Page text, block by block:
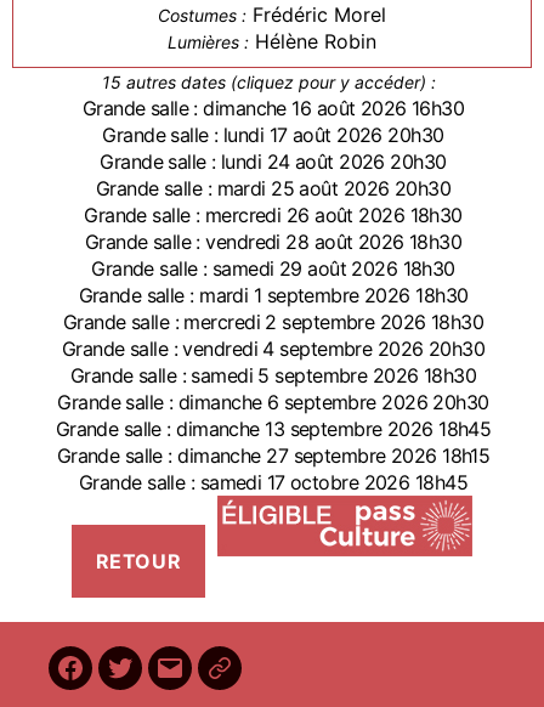
Costumes : Frédéric Morel
Lumières : Hélène Robin
15 autres dates (cliquez pour y accéder) :
Grande salle : dimanche 16 août 2026 16h30
Grande salle : lundi 17 août 2026 20h30
Grande salle : lundi 24 août 2026 20h30
Grande salle : mardi 25 août 2026 20h30
Grande salle : mercredi 26 août 2026 18h30
Grande salle : vendredi 28 août 2026 18h30
Grande salle : samedi 29 août 2026 18h30
Grande salle : mardi 1 septembre 2026 18h30
Grande salle : mercredi 2 septembre 2026 18h30
Grande salle : vendredi 4 septembre 2026 20h30
Grande salle : samedi 5 septembre 2026 18h30
Grande salle : dimanche 6 septembre 2026 20h30
Grande salle : dimanche 13 septembre 2026 18h45
Grande salle : dimanche 27 septembre 2026 18h15
Grande salle : samedi 17 octobre 2026 18h45
Facebook
Twitter
E-
BilletReduc